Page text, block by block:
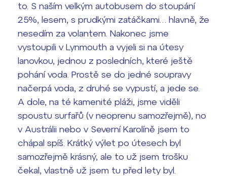
to. S naším velkým autobusem do stoupání
25%, lesem, s prudkými zatáčkami… hlavně, že
nesedím za volantem. Nakonec jsme
vystoupili v Lynmouth a vyjeli si na útesy
lanovkou, jednou z posledních, které ještě
pohání voda. Prostě se do jedné soupravy
načerpá voda, z druhé se vypustí, a jede se.
A dole, na té kamenité pláži, jsme viděli
spoustu surfařů (v neoprenu samozřejmě), no
v Austrálii nebo v Severní Karolíně jsem to
chápal spíš. Krátký výlet po útesech byl
samozřejmě krásný, ale to už jsem trošku
čekal, vlastně už jsem tu před lety byl.